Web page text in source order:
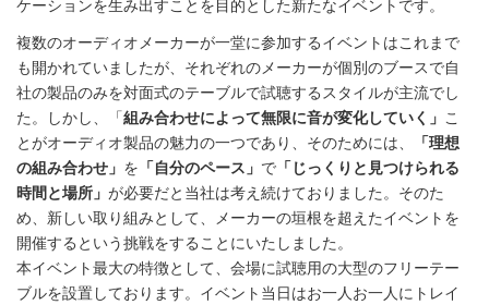
複数のオーディオメーカーが一堂に参加するイベントはこれまで
も開かれていましたが、それぞれのメーカーが個別のブースで自
社の製品のみを対面式のテーブルで試聴するスタイルが主流でし
た。しかし、「組み合わせによって無限に音が変化していく」 こ
とがオーディオ製品の魅力の一つであり、そのためには、
「理想
の組み合わせ」 を 「自分のペース」 で 「じっくりと見つけられる
時間と場所」 が必要だと当社は考え続けておりました。そのた
め、新しい取り組みとして、メーカーの垣根を超えたイベントを
開催するという挑戦をすることにいたしました。
本イベント最大の特徴として、会場に試聴用の大型のフリーテー
ブルを設置しております。イベント当日はお一人お一人にトレイ